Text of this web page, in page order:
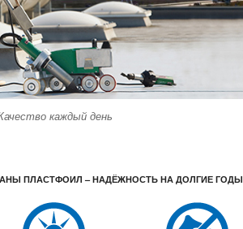
каждый день
ПЛАСТФОИЛ – НАДЁЖНОСТЬ НА ДОЛГИЕ ГОДЫ